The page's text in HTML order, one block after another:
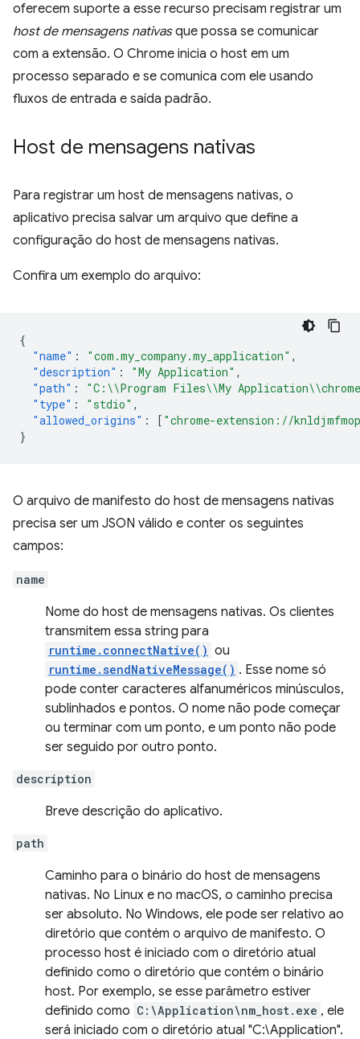
oferecem suporte a esse recurso precisam registrar um
host de mensagens nativasque possa se comunicar
com a extensão. O Chrome inicia o host em um
processo separado e se comunica com ele usando
fluxos de entrada e saída padrão.
Host de mensagens nativas
Para registrar um host de mensagens nativas, o
aplicativo precisa salvar um arquivo que define a
configuração do host de mensagens nativas.
Confira um exemplo do arquivo:
{
"name" : "com.my_company.my_application" ,
"description" : "My Application" ,
"path" :
"C:\\Program Files\\My
"type" : "stdio" ,
"allowed_origins" : [ "chrome-extension://
}
O arquivo de manifesto do host de mensagens nativas
precisa ser um JSON válido e conter os seguintes
campos:
name
Nome do host de mensagens nativas. Os clientes
transmitem essa string para
runtime.connectNative() ou
runtime.sendNativeMessage() . Esse nome só
pode conter caracteres alfanuméricos minúsculos,
sublinhados e pontos. O nome não pode começar
ou terminar com um ponto, e um ponto não pode
ser seguido por outro ponto.
description
Breve descrição do aplicativo.
path
Caminho para o binário do host de mensagens
nativas. No Linux e no macOS, o caminho precisa
ser absoluto. No Windows, ele pode ser relativo ao
diretório que contém o arquivo de manifesto. O
processo host é iniciado com o diretório atual
definido como o diretório que contém o binário
host. Por exemplo, se esse parâmetro estiver
definido como C:\Application\nm_host.exe , ele
será iniciado com o diretório atual "C:\Application".